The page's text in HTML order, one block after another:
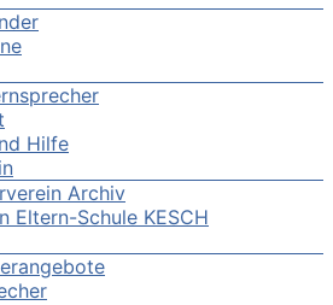
Hilfe
Archiv
Eltern-Schule KESCH